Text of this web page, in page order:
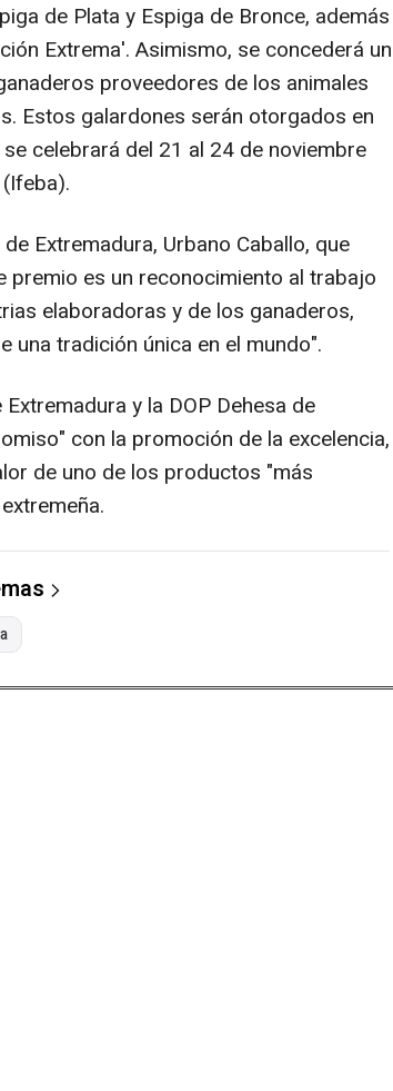
de Plata y Espiga de Bronce, además
Extrema'. Asimismo, se concederá un
proveedores de los animales
Estos galardones serán otorgados en
celebrará del 21 al 24 de noviembre
Extremadura, Urbano Caballo, que
es un reconocimiento al trabajo
elaboradoras y de los ganaderos,
una tradición única en el mundo".
y la DOP Dehesa de
con la promoción de la excelencia,
de uno de los productos "más